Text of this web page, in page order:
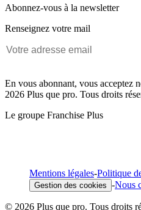
Abonnez-vous à la newsletter
Renseignez votre mail
En vous abonnant, vous acceptez
2026 Plus que pro. Tous droits
Le groupe Franchise Plus
Mentions légales-Politique
Gestion des cookies -Nous
© 2026 Plus que pro. Tous droits